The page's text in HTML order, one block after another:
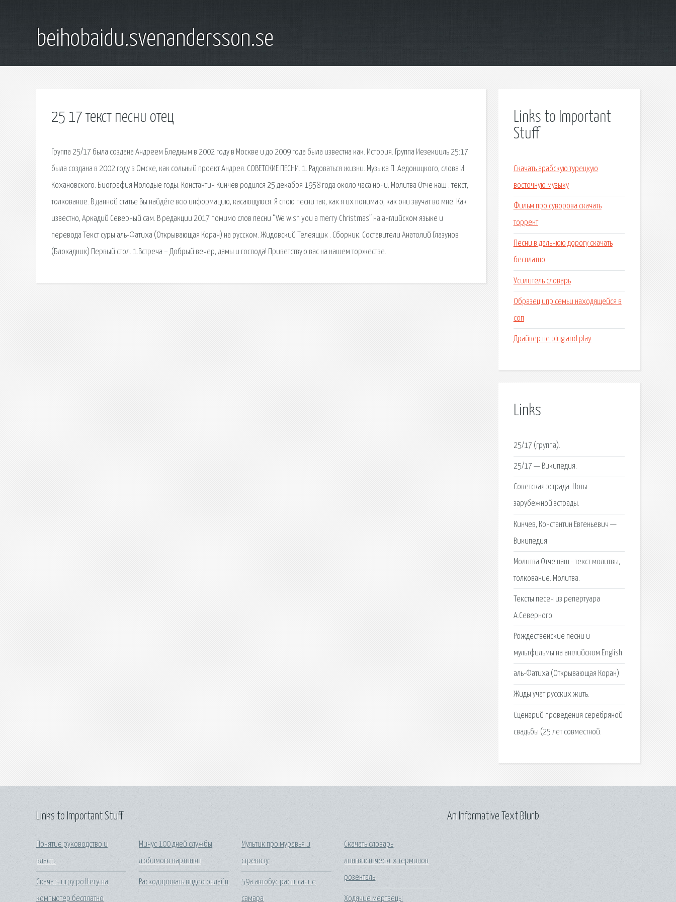
beihobaidu.svenandersson.se
25 17 текст песни отец
Группа 25/17 была создана Андреем Бледным в 2002 году в Москве и до 2009 года была известна как. История. Группа Иезекииль 25:17
была создана в 2002 году в Омске, как сольный проект Андрея. СОВЕТСКИЕ ПЕСНИ. 1. Радоваться жизни. Музыка П. Аедоницкого, слова И.
Кохановского. Биография Молодые годы. Константин Кинчев родился 25 декабря 1958 года около часа ночи. Молитва Отче наш : текст,
толкование. В данной статье Вы найдёте всю информацию, касающуюся. Я спою песни так, как я их понимаю, как они звучат во мне. Как
известно, Аркадий Северный сам. В редакции 2017 помимо слов песни “We wish you a merry Christmas” на английском языке и
перевода Текст суры аль-Фатиха (Открывающая Коран) на русском. Жидовский Телеящик . Сборник. Составители Анатолий Глазунов
(Блокадник) Первый стол. 1.Встреча – Добрый вечер, дамы и господа! Приветствую вас на нашем торжестве.
Links to Important
Stuff
Скачать арабскую турецкую
восточную музыку
Фильм про суворова скачать
торрент
Песни в дальнюю дорогу скачать
бесплатно
Усилитель словарь
Образец ипр семьи находящейся в
соп
Драйвер не plug and play
Links
25/17 (группа).
25/17 — Википедия.
Советская эстрада. Ноты
зарубежной эстрады.
Кинчев, Константин Евгеньевич —
Википедия.
Молитва Отче наш - текст молитвы,
толкование. Молитва.
Тексты песен из репертуара
А.Северного.
Рождественские песни и
мультфильмы на английском English.
аль-Фатиха (Открывающая Коран).
Жиды учат русских жить.
Сценарий проведения серебряной
свадьбы (25 лет совместной.
Links to Important Stuff
Понятие руководство и
власть
Скачать игру pottery на
компьютер бесплатно
Минус 100 дней службы
любимого картинки
Раскодировать видео онлайн
Мультик про муравья и
стрекозу
59а автобус расписание
самара
Скачать словарь
лингвистических терминов
розенталь
Ходячие мертвецы
An Informative Text Blurb